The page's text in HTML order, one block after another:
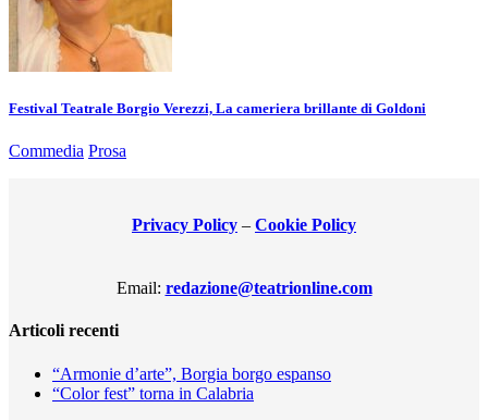
Festival Teatrale Borgio Verezzi, La cameriera brillante di Goldoni
Commedia Prosa
Privacy Policy – Cookie Policy
Email: redazione@teatrionline.com
Articoli recenti
“Armonie d’arte”, Borgia borgo espanso
“Color fest” torna in Calabria